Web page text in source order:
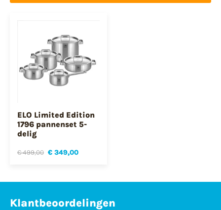
ELO Limited Edition
1796 pannenset 5-
delig
€ 499,00 € 349,00
Klantbeoordelingen